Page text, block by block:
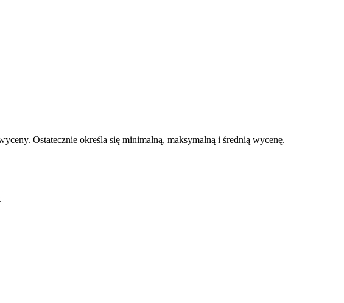
Ostatecznie określa się minimalną, maksymalną i średnią wycenę.